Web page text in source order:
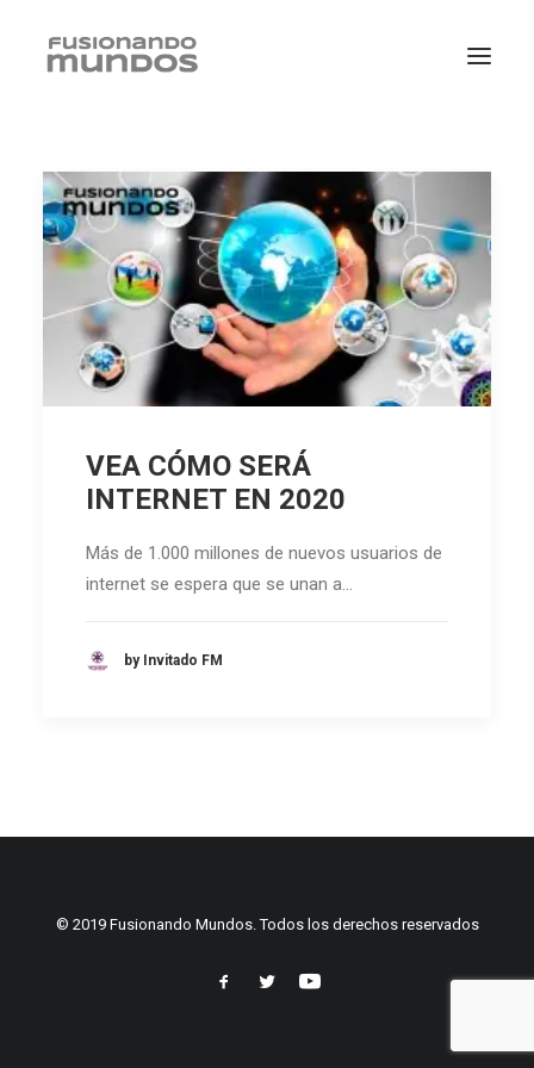
SEARCH
CART
VEA CÓMO SERÁ
INTERNET EN 2020
Más de 1.000 millones de nuevos usuarios de
internet se espera que se unan a…
by Invitado FM
© 2019 Fusionando Mundos. Todos los derechos reservados